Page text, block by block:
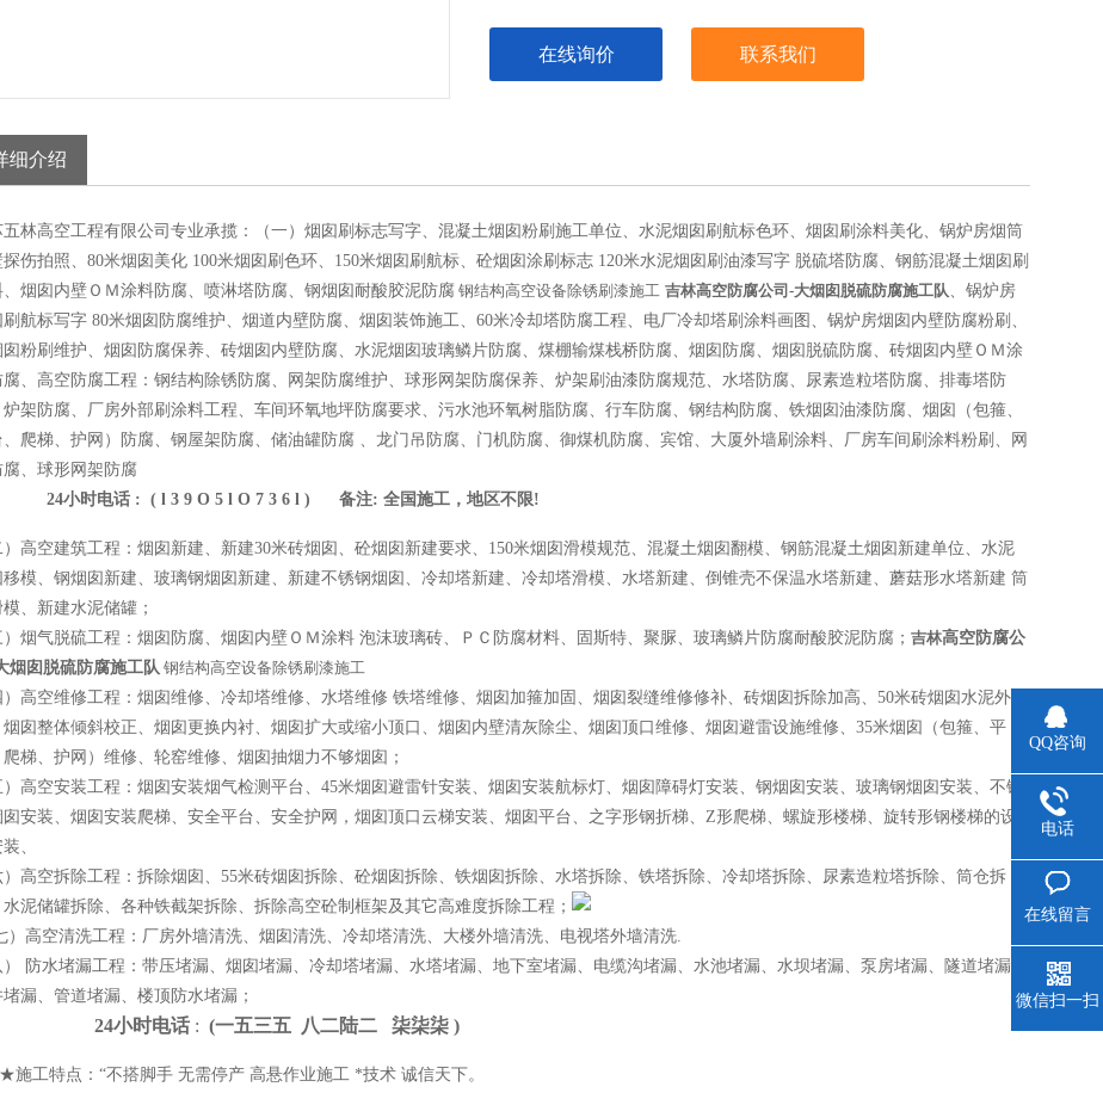
在线询价 联系我们
细介绍
五林高空工程有限公司专业承揽：（一）烟囱刷标志写字、混凝土烟囱粉刷施工单位、水泥烟囱刷航标色环、烟囱刷涂料美化、锅炉房烟筒
探伤拍照、80米烟囱美化 100米烟囱刷色环、150米烟囱刷航标、砼烟囱涂刷标志 120米水泥烟囱刷油漆写字 脱硫塔防腐、钢筋混凝土烟囱刷
、烟囱内壁ＯＭ涂料防腐、喷淋塔防腐、钢烟囱耐酸胶泥防腐 钢结构高空设备除锈刷漆施工 吉林高空防腐公司-大烟囱脱硫防腐施工队、锅炉房
航标写字 80米烟囱防腐维护、烟道内壁防腐、烟囱装饰施工、60米冷却塔防腐工程、电厂冷却塔刷涂料画图、锅炉房烟囱内壁防腐粉刷、
囱粉刷维护、烟囱防腐保养、砖烟囱内壁防腐、水泥烟囱玻璃鳞片防腐、煤棚输煤栈桥防腐、烟囱防腐、烟囱脱硫防腐、砖烟囱内壁ＯＭ涂
腐、高空防腐工程：钢结构除锈防腐、网架防腐维护、球形网架防腐保养、炉架刷油漆防腐规范、水塔防腐、尿素造粒塔防腐、排毒塔防
炉架防腐、厂房外部刷涂料工程、车间环氧地坪防腐要求、污水池环氧树脂防腐、行车防腐、钢结构防腐、铁烟囱油漆防腐、烟囱（包箍、
、爬梯、护网）防腐、钢屋架防腐、储油罐防腐 、龙门吊防腐、门机防腐、御煤机防腐、宾馆、大厦外墙刷涂料、厂房车间刷涂料粉刷、网
腐、球形网架防腐
24小时电话 : ( l 3 9 O 5 l O 7 3 6 l ) 备注: 全国施工，地区不限!
）高空建筑工程：烟囱新建、新建30米砖烟囱、砼烟囱新建要求、150米烟囱滑模规范、混凝土烟囱翻模、钢筋混凝土烟囱新建单位、水泥
移模、钢烟囱新建、玻璃钢烟囱新建、新建不锈钢烟囱、冷却塔新建、冷却塔滑模、水塔新建、倒锥壳不保温水塔新建、蘑菇形水塔新建 筒
、新建水泥储罐；
）烟气脱硫工程：烟囱防腐、烟囱内壁ＯＭ涂料 泡沫玻璃砖、ＰＣ防腐材料、固斯特、聚脲、玻璃鳞片防腐耐酸胶泥防腐； 吉林高空防腐公
烟囱脱硫防腐施工队钢结构高空设备除锈刷漆施工
）高空维修工程：烟囱维修、冷却塔维修、水塔维修 铁塔维修、烟囱加箍加固、烟囱裂缝维修修补、砖烟囱拆除加高、50米砖烟囱水泥外粉
烟囱整体倾斜校正、烟囱更换内衬、烟囱扩大或缩小顶口、烟囱内壁清灰除尘、烟囱顶口维修、烟囱避雷设施维修、35米烟囱（包箍、平
爬梯、护网）维修、轮窑维修、烟囱抽烟力不够烟囱；
）高空安装工程：烟囱安装烟气检测平台、45米烟囱避雷针安装、烟囱安装航标灯、烟囱障碍灯安装、钢烟囱安装、玻璃钢烟囱安装、不锈
囱安装、烟囱安装爬梯、安全平台、安全护网，烟囱顶口云梯安装、烟囱平台、之字形钢折梯、Z形爬梯、螺旋形楼梯、旋转形钢楼梯的设
、
）高空拆除工程：拆除烟囱、55米砖烟囱拆除、砼烟囱拆除、铁烟囱拆除、水塔拆除、铁塔拆除、冷却塔拆除、尿素造粒塔拆除、筒仓拆
水泥储罐拆除、各种铁截架拆除、拆除高空砼制框架及其它高难度拆除工程；
）高空清洗工程：厂房外墙清洗、烟囱清洗、冷却塔清洗、大楼外墙清洗、电视塔外墙清洗.
） 防水堵漏工程：带压堵漏、烟囱堵漏、冷却塔堵漏、水塔堵漏、地下室堵漏、电缆沟堵漏、水池堵漏、水坝堵漏、泵房堵漏、隧道堵漏、
漏、管道堵漏、楼顶防水堵漏；
小时电话 : (一五三五 八二陆二 柒柒柒 )
工特点：“不搭脚手 无需停产 高悬作业施工 *技术 诚信天下。
QQ咨询
电话
在线留言
微信扫一扫